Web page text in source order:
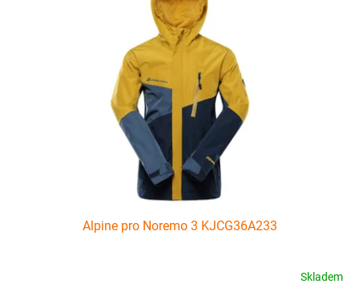
Alpine pro Noremo 3 KJCG36A233
Skladem